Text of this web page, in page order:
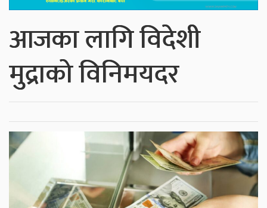
आजका लागि विदेशी
मुद्राको विनिमयदर